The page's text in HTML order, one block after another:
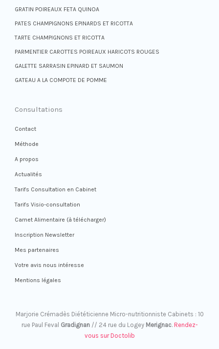
GRATIN POIREAUX FETA QUINOA
PATES CHAMPIGNONS EPINARDS ET RICOTTA
TARTE CHAMPIGNONS ET RICOTTA
PARMENTIER CAROTTES POIREAUX HARICOTS ROUGES
GALETTE SARRASIN EPINARD ET SAUMON
GATEAU A LA COMPOTE DE POMME
Consultations
Contact
Méthode
A propos
Actualités
Tarifs Consultation en Cabinet
Tarifs Visio-consultation
Carnet Alimentaire (à télécharger)
Inscription Newsletter
Mes partenaires
Votre avis nous intéresse
Mentions légales
Marjorie Crémadès Diététicienne Micro-nutritionniste Cabinets : 10
rue Paul Feval Gradignan// 24 rue du Logey Merignac. Rendez-
vous sur Doctolib